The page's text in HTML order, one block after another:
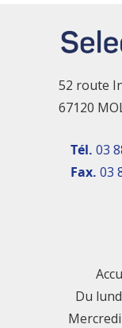
52 route
67120
Tél. 03
Fax. 03
Du